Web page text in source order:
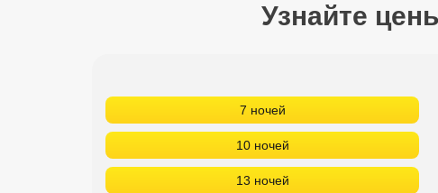
Узнайте
7 ночей
10 ночей
13 ночей
Сетевые отели Бали
Сетевые отели Сейшел